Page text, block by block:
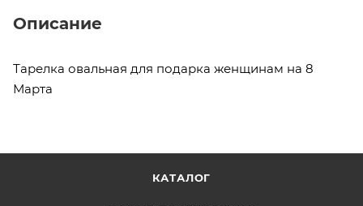
Описание
Тарелка овальная для подарка женщинам на 8
Марта
КАТАЛОГ